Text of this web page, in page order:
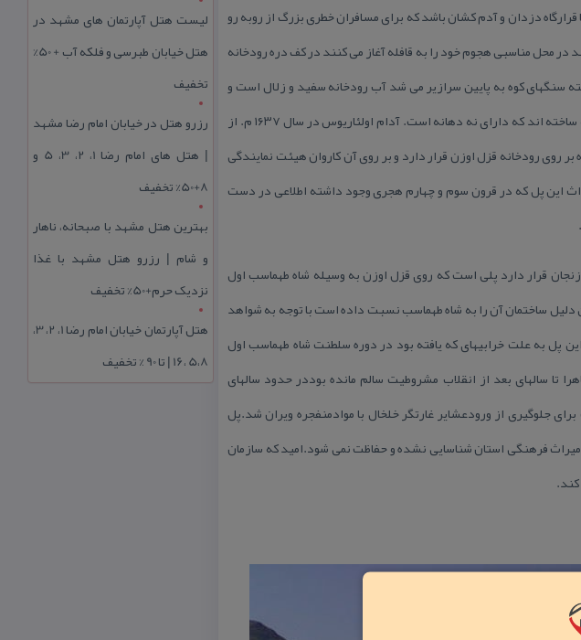
دزدان و آدم كشان باشد كه برای مسافران خطری بزرگ از روبه رو
محل مناسبی هجوم خود را به قافله آغاز می كنند در كف دره رودخانه
سنگهای كوه به پایین سرازیر می شد آب رودخانه سفید و زلال است و
ازاین جهت به زبان طالشی آن را اسپروت می نامند. بر فراز رود پلی زیبا از خشت پخته ساخته اند كه دارای نه دهانه است. آدام اولئاریوس در سال ۱۶۳۷ م. از
رودخانه قزل اوزن قرار دارد و بر روی آن كاروان هیئت نمایندگی
این پل كه در قرون سوم و چهارم هجری وجود داشته اطلاعی در دست
قرار دارد پلی است كه روی قزل اوزن به وسیله شاه طهماسب اول
ساختمان آن را به شاه طهماسب نسبت داده است با توجه به شواهد
پل به علت خرابیهای كه یافته بود در دوره سلطنت شاه طهماسب اول
سالهای بعد از انقلاب مشروطیت سالم مانده بوددر حدود سالهای
برای جلوگیری از ورودعشایر غارتگر خلخال با موادمنفجره ویران شد.پل
فرهنگی استان شناسایی نشده و حفاظت نمی شود.امید كه سازمان
لیست هتل آپارتمان های مشهد در
هتل خیابان طبرسی و فلکه آب + 50%
تخفیف
رزرو هتل در خیابان امام رضا مشهد
| هتل‌ های امام رضا 1، 2، 3، 5 و
8+50% تخفیف
بهترین هتل مشهد با صبحانه، ناهار
و شام | رزرو هتل مشهد با غذا
نزدیک حرم+50% تخفیف
هتل آپارتمان خیابان امام رضا 1، 2، 3،
5،8 ،16 | تا 90 % تخفیف